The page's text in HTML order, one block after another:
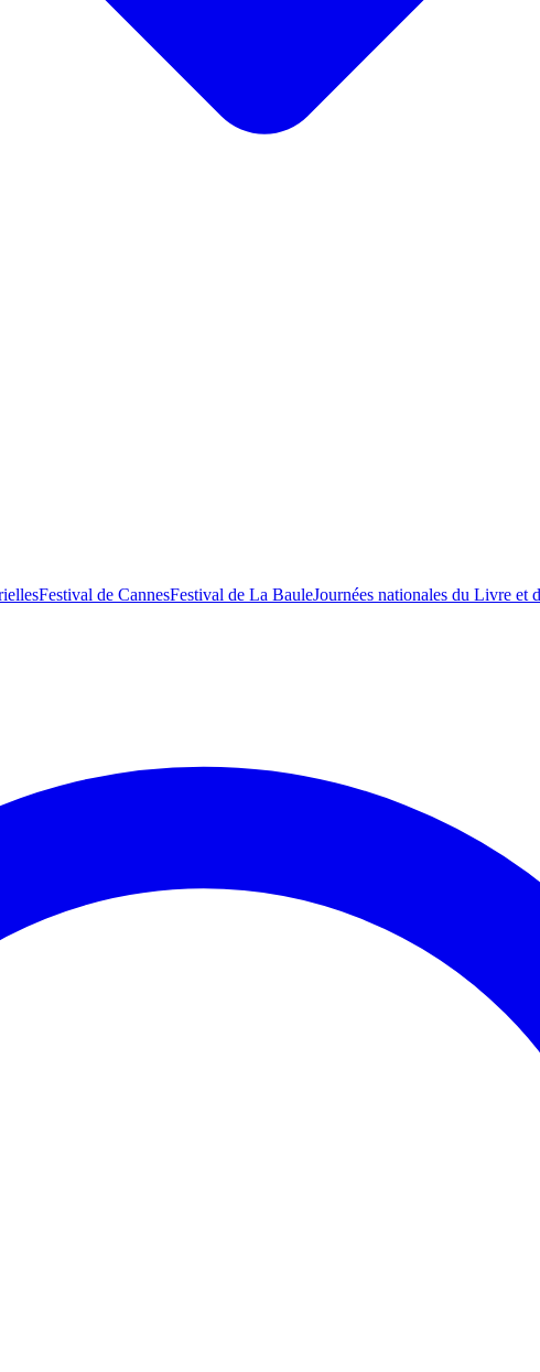
Festival de CannesFestival de La BauleJournées nationales du Livre et